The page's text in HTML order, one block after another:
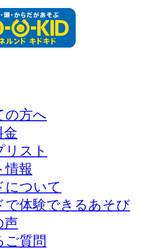
の方へ
金
リスト
情報
について
で体験できるあそび
声
ご質問